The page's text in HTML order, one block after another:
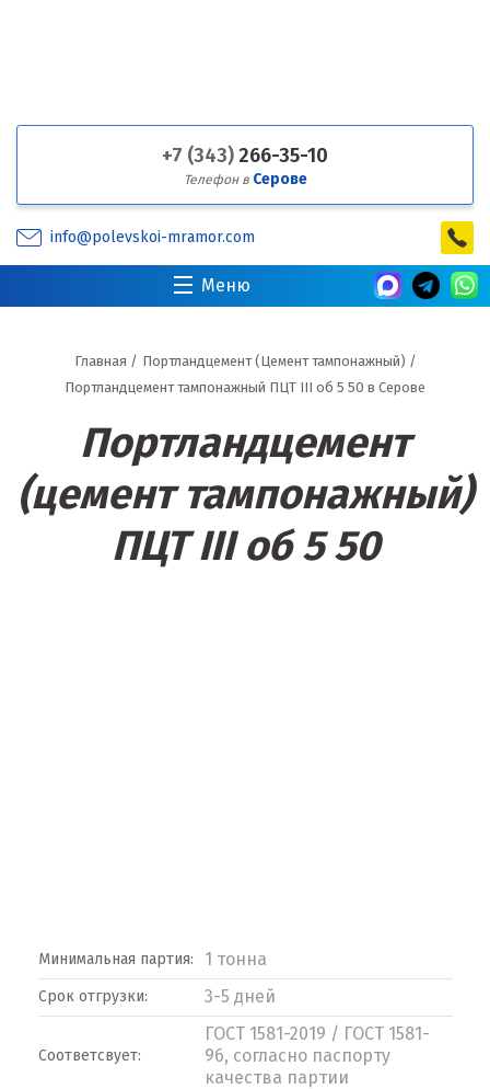
+7 (343) 266-35-10
Телефон в Серове
info@polevskoi-mramor.com
Меню
Главная / Портландцемент (Цемент тампонажный) /
Портландцемент тампонажный ПЦТ III об 5 50 в Серове
Портландцемент
(цемент тампонажный)
ПЦТ III об 5 50
Минимальная партия: 1 тонна
Срок отгрузки: 3-5 дней
Соответсвует:
ГОСТ 1581-2019 / ГОСТ 1581-
96, согласно паспорту
качества партии